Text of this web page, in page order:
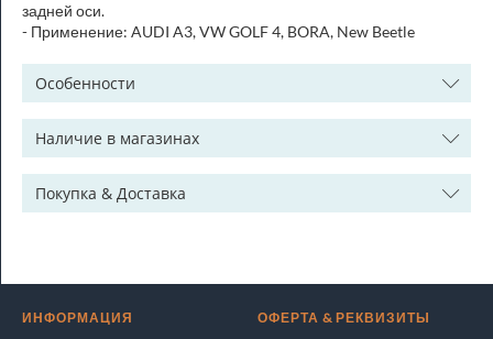
задней оси.
- Применение: AUDI A3, VW GOLF 4, BORA, New Beetle
Особенности
Наличие в магазинах
Покупка & Доставка
ИНФОРМАЦИЯ ОФЕРТА & РЕКВИЗИТЫ